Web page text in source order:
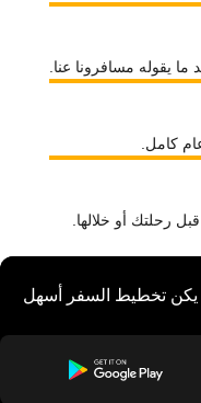
ما يقوله مسافرونا عنا.
كامل.
رحلتك أو خلالها.
يكن تخطيط السفر أسهل